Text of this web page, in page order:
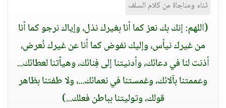
ثناء ومناجاة من كلام السلف
(اللهم: إنك بك نعز كما أنا بغيرك نذل، وإياك نرجو كما أنا
من غيرك نيأس، وإليك نفوض كما أنا عن غيرك نُعرض،
أذنت لنا في دعائك، وأدنيتنا إلى فِنائك، وهيأتنا لعطائك...
وعممتنا بآلائك، وغمستنا في نعمائك...، ولا طفتنا بظاهر
قولك، وتوليتنا بباطن فعلك...)